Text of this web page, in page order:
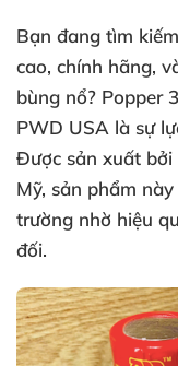
Bạn đang tìm
cao, chính hãng,
bùng nổ? Popper
PWD USA là sự
Được sản xuất bởi
Mỹ, sản phẩm
trường nhờ hiệu
đối.